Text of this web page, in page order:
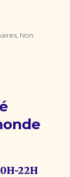
Non
22H